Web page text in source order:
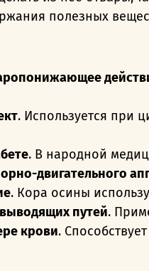
полезных
. Используется при
. В народной
двигательного
. Кора осины
путей.
крови.